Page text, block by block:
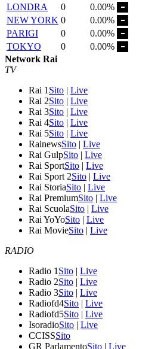
LONDRA
0
0.00%
NEW YORK 0
0.00%
PARIGI
0
0.00%
TOKYO
0
0.00%
Network Rai
TV
Rai 1 Sito | Live
Rai 2Sito | Live
Rai 3Sito | Live
Rai 4Sito | Live
Rai 5Sito | Live
RainewsSito | Live
Rai GulpSito | Live
Rai SportSito | Live
Rai Sport 2Sito | Live
Rai StoriaSito | Live
Rai PremiumSito | Live
Rai ScuolaSito | Live
Rai YoYoSito | Live
Rai MovieSito | Live
RADIO
Radio 1 Sito | Live
Radio 2Sito | Live
Radio 3Sito | Live
Radiofd4Sito | Live
Radiofd5Sito | Live
IsoradioSito | Live
CCISSSito
GR ParlamentoSito | Live